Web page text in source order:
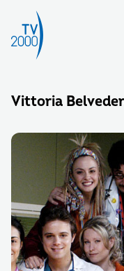
Vittoria